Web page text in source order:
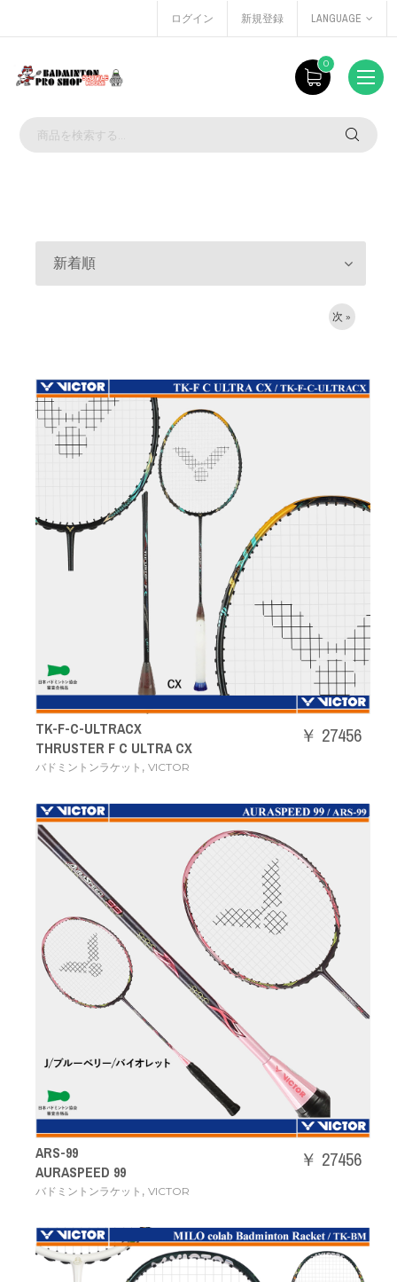
ログイン 新規登録 LANGUAGE
0
新着順
次 »
TK-F-C-ULTRACX
THRUSTER F C ULTRA CX
バドミントンラケット , VICTOR
￥ 27456
ARS-99
AURASPEED 99
バドミントンラケット , VICTOR
￥ 27456